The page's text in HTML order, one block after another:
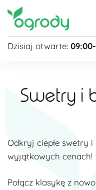
Dzisiaj otwarte:
Niedziela
Niedziela handlowa
Swetry i
Odkryj ciepłe swetry
wyjątkowych cenach!
Połącz klasykę z